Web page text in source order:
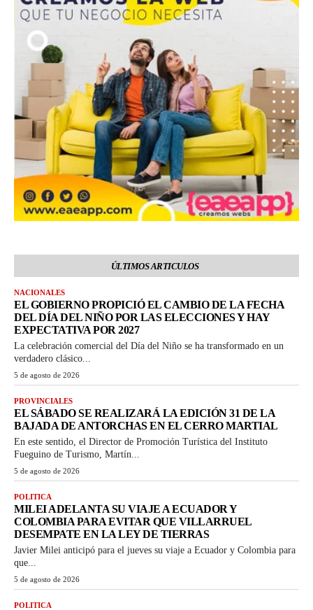
ÚLTIMOS ARTICULOS
NACIONALES
EL GOBIERNO PROPICIÓ EL CAMBIO DE LA FECHA
DEL DÍA DEL NIÑO POR LAS ELECCIONES Y HAY
EXPECTATIVA POR 2027
La celebración comercial del Día del Niño se ha transformado en un
verdadero clásico...
5 de agosto de 2026
PROVINCIALES
EL SÁBADO SE REALIZARÁ LA EDICIÓN 31 DE LA
BAJADA DE ANTORCHAS EN EL CERRO MARTIAL
En este sentido, el Director de Promoción Turística del Instituto
Fueguino de Turismo, Martín...
5 de agosto de 2026
POLITICA
MILEI ADELANTA SU VIAJE A ECUADOR Y
COLOMBIA PARA EVITAR QUE VILLARRUEL
DESEMPATE EN LA LEY DE TIERRAS
Javier Milei anticipó para el jueves su viaje a Ecuador y Colombia para
que...
5 de agosto de 2026
POLITICA